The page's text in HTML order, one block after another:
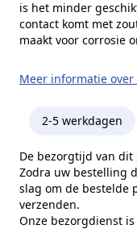
is het minder
contact komt met
maakt voor corrosie
Meer informatie over
2-5 werkdagen
De bezorgtijd van
Zodra uw bestelling
slag om de bestelde
verzenden.
Onze bezorgdienst